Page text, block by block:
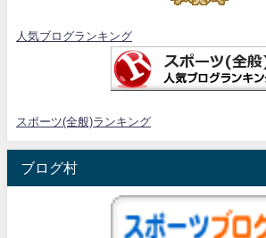
人気ブログランキング
スポーツ(全般)ランキング
ブログ村